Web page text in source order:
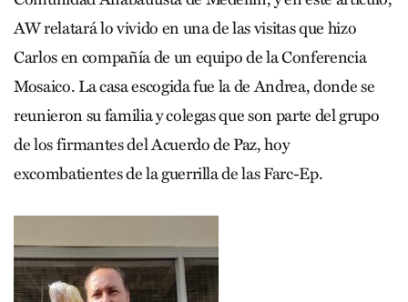
AW relatará lo vivido en una de las visitas que hizo
Carlos en compañía de un equipo de la Conferencia
Mosaico. La casa escogida fue la de Andrea, donde se
reunieron su familia y colegas que son parte del grupo
de los firmantes del Acuerdo de Paz, hoy
excombatientes de la guerrilla de las Farc-Ep.